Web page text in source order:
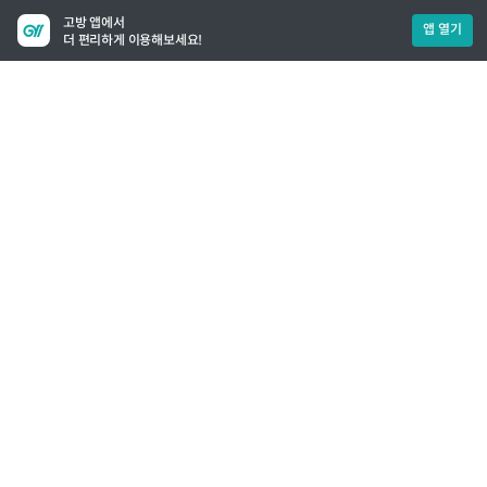
고방 앱에서
더 편리하게 이용해보세요!
앱 열기